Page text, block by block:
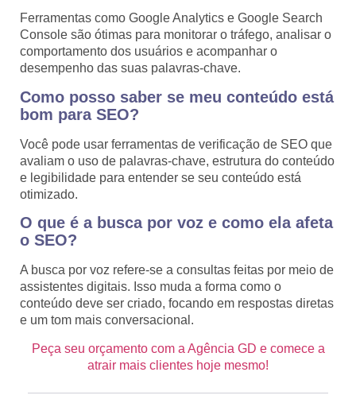
Ferramentas como Google Analytics e Google Search
Console são ótimas para monitorar o tráfego, analisar o
comportamento dos usuários e acompanhar o
desempenho das suas palavras-chave.
Como posso saber se meu conteúdo está
bom para SEO?
Você pode usar ferramentas de verificação de SEO que
avaliam o uso de palavras-chave, estrutura do conteúdo
e legibilidade para entender se seu conteúdo está
otimizado.
O que é a busca por voz e como ela afeta
o SEO?
A busca por voz refere-se a consultas feitas por meio de
assistentes digitais. Isso muda a forma como o
conteúdo deve ser criado, focando em respostas diretas
e um tom mais conversacional.
Peça seu orçamento com a Agência GD e comece a
atrair mais clientes hoje mesmo!